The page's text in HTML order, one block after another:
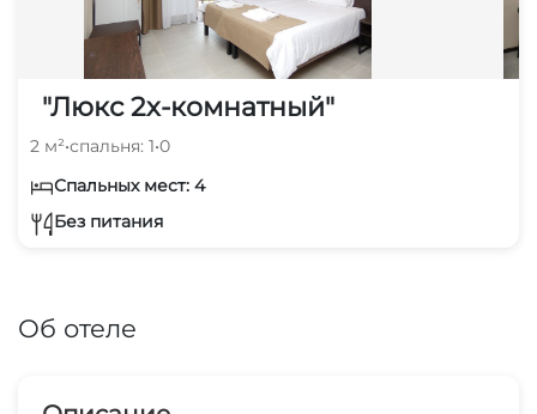
"Люкс 2х-комнатный"
2 м²•спальня: 1•0
Спальных мест: 4
Без питания
Об отеле